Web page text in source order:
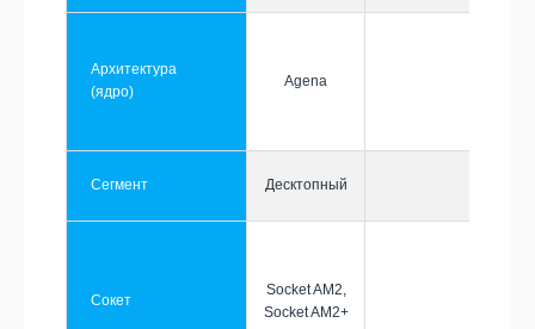
Архитектура
(ядро)
Agena
Сегмент Десктопный
Сокет
Socket AM2,
Socket AM2+